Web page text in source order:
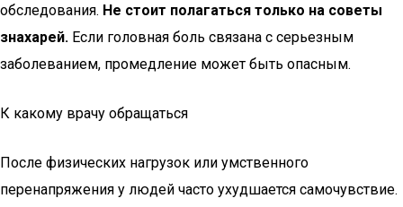
обследования. Не стоит полагаться только на советы
знахарей. Если головная боль связана с серьезным
заболеванием, промедление может быть опасным.
К какому врачу обращаться
После физических нагрузок или умственного
перенапряжения у людей часто ухудшается самочувствие.